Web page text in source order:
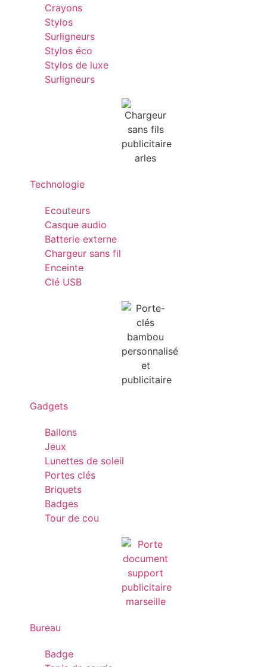
Crayons
Stylos
Surligneurs
Stylos éco
Stylos de luxe
Surligneurs
Technologie
Ecouteurs
Casque audio
Batterie externe
Chargeur sans fil
Enceinte
Clé USB
Gadgets
Ballons
Jeux
Lunettes de soleil
Portes clés
Briquets
Badges
Tour de cou
Bureau
Badge